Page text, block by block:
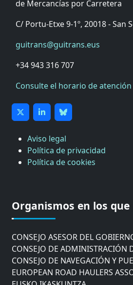
de Mercancías por Carretera
C/ Portu-Etxe 9-1º, 20018 - San
guitrans@guitrans.eus
+34 943 316 707
Consulte el horario de
Aviso legal
Política de privacidad
Política de cookies
Organismos en los
AYUNTAMIENTO DE DONOSTIA
COMITÉ DE INSPECCION DE
CONSEJO ASESOR DEL
CONSEJO DE ADMINISTRACIÓN
CONSEJO DE NAVEGACIÓN Y
EUROPEAN ROAD HAULERS
EUSKO IKASKUNTZA